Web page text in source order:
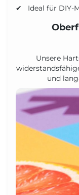
Ideal für DIY-
Unsere
und